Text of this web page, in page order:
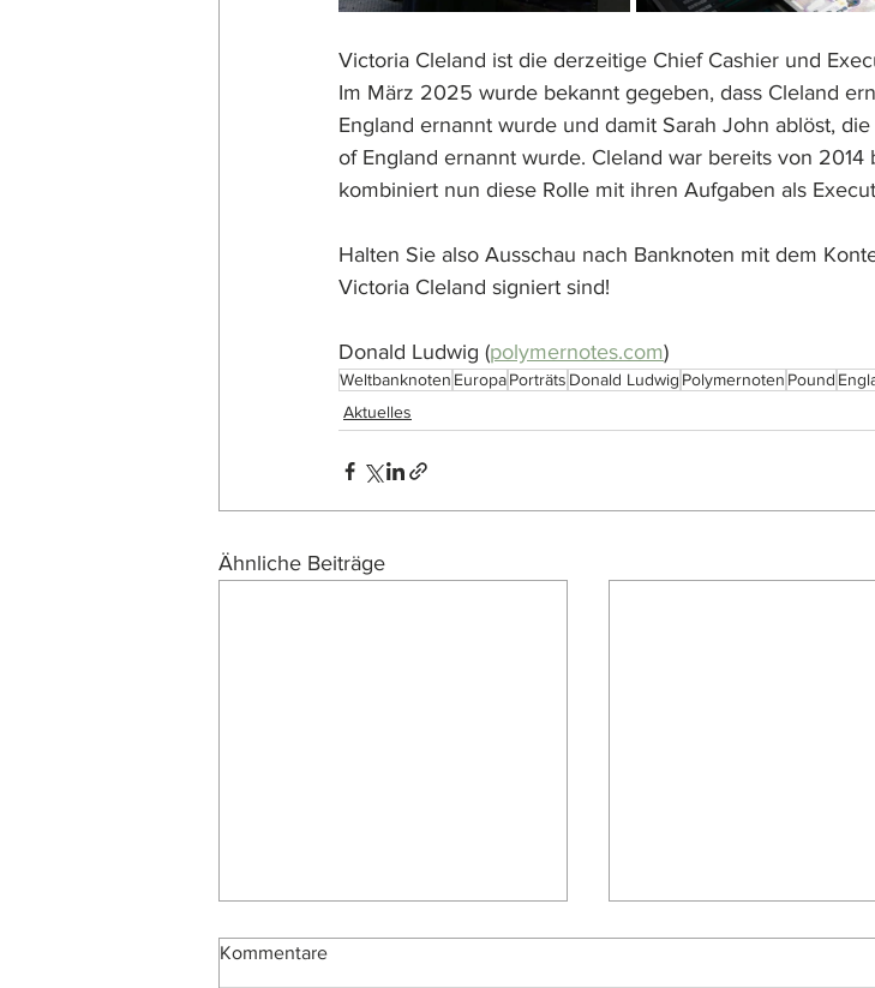
Victoria Cleland ist die derzeitige Chief Cashier und
Im März 2025 wurde bekannt gegeben, dass Cleland
England ernannt wurde und damit Sarah John ablöst,
of England ernannt wurde. Cleland war bereits von 2014
kombiniert nun diese Rolle mit ihren Aufgaben als
Halten Sie also Ausschau nach Banknoten mit dem
Victoria Cleland signiert sind!
Donald Ludwig (polymernotes.com)
Weltbanknoten EuropaPorträts Donald Ludwig Polymernoten Pound
Aktuelles
Ähnliche Beiträge
Kommentare